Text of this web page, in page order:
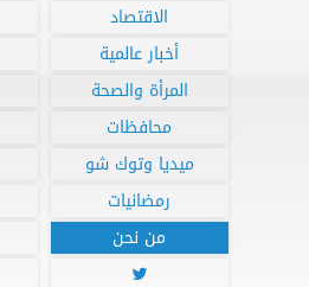
الاقتصاد
أخبار عالمية
المرأة والصحة
محافظات
ميديا وتوك شو
رمضانيات
من نحن
